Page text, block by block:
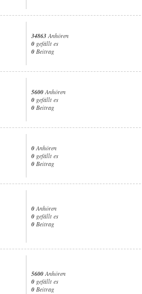
34863 Anhören
0 gefällt es
0 Beitrag
5600 Anhören
0 gefällt es
0 Beitrag
0 Anhören
0 gefällt es
0 Beitrag
0Anhören
0 gefällt es
0 Beitrag
5600Anhören
0 gefällt es
0 Beitrag